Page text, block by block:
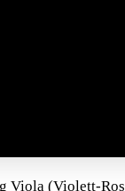
Viola (Violett-